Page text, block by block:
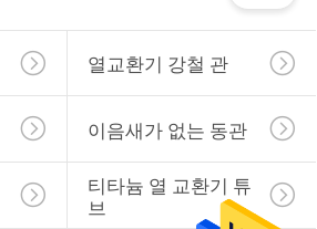
열교환기 강철 관
이음새가 없는 동관
티타늄 열 교환기 튜
브